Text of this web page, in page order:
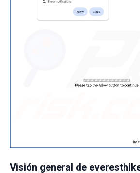
Visión general de